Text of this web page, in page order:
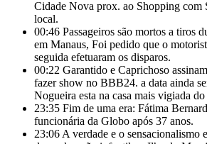
Cidade Nova prox. ao Shopping com
local.
00:46 Passageiros são mortos a tiros
em Manaus, Foi pedido que o
seguida efetuaram os disparos.
00:22 Garantido e Caprichoso
fazer show no BBB24. a data ainda
Nogueira esta na casa mais vigiada
23:35 Fim de uma era: Fátima
funcionária da Globo após 37 anos.
23:06 A verdade e o sensacionalismo